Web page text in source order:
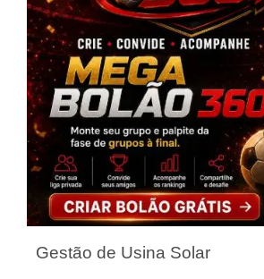
Gestão de Usina Solar